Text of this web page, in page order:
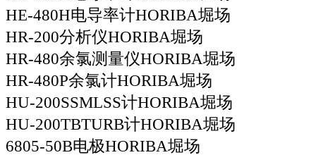
HE-480H电导率计HORIBA堀场
HR-200分析仪HORIBA堀场
HR-480余氯测量仪HORIBA堀场
HR-480P余氯计HORIBA堀场
HU-200SSMLSS计HORIBA堀场
HU-200TBTURB计HORIBA堀场
6805-50B电极HORIBA堀场